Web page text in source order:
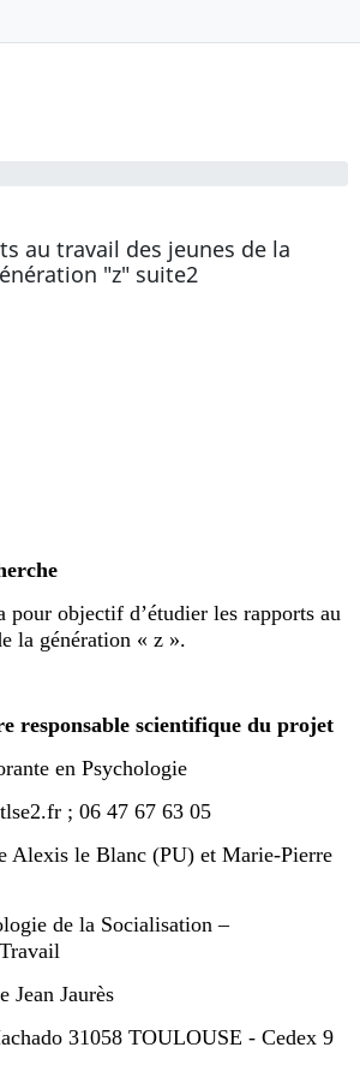
de ce questionnaire.
au travail des jeunes de la
"z" suite2
pour objectif d’étudier les rapports au
la génération « z ».
responsable scientifique du projet
en Psychologie
; 06 47 67 63 05
Alexis le Blanc (PU) et Marie-Pierre
de la Socialisation –
Jean Jaurès
31058 TOULOUSE - Cedex 9